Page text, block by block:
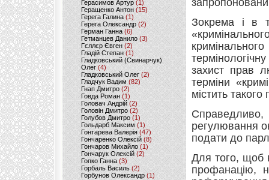
Герасимов Артур (1)
Геращенко Антон(15)
Герега Галина (1)
Герега Олександр (2)
Герман Ганна (6)
Гетманцев Данило (3)
Гєллєр Євген (2)
Гладій Степан(1)
Гладковський (Свинарчук)
Олег (4)
Гладковський Олег (2)
Гладчук Вадим (82)
Гнап Дмитро (2)
Говда Роман(1)
Головач Андрій (2)
Головін Дмитро (2)
Голубов Дмитро (1)
Гольдарб Максим(1)
Гонтарева Валерія (47)
Гончаренко Олексій(8)
Гончаров Михайло (1)
Гончарук Олексій (2)
Гопко Ганна (3)
Горбаль Василь (2)
Горбунов Олександр (1)
Зокрема і в
захист прав
терміни
містить
регулювання
подати до
Для того, щоб
профанацію,